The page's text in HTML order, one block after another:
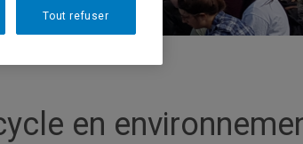
en
Tout refuser